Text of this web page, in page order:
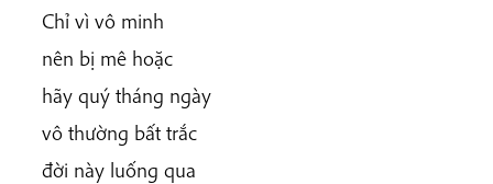
Chỉ vì vô minh
nên bị mê hoặc
hãy quý tháng ngày
vô thường bất trắc
đời này luống qua